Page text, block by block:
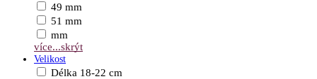
49 mm
51 mm
mm
více...skrýt
Velikost
Délka 18-22 cm